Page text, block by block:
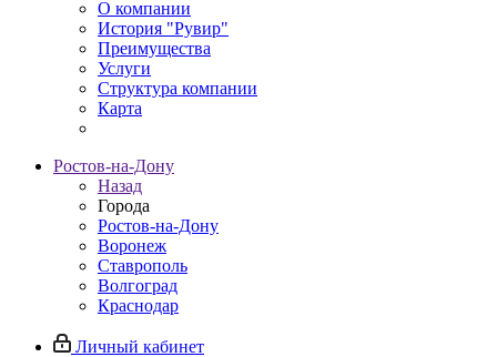
О компании
История "Рувир"
Преимущества
Услуги
Структура компании
Карта
Ростов-на-Дону
Назад
Города
Ростов-на-Дону
Воронеж
Ставрополь
Волгоград
Краснодар
Личный кабинет